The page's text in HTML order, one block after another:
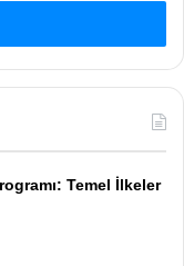
Temel İlkeler